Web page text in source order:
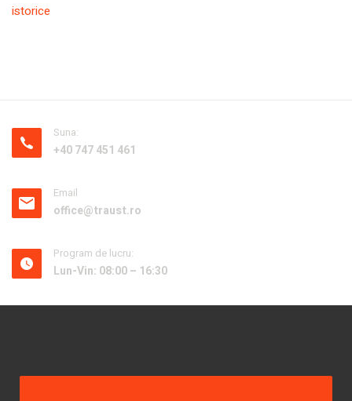
istorice
Suna:
+40 747 451 461
Email
office@traust.ro
Program de lucru:
Lun-Vin: 08:00 – 16:30